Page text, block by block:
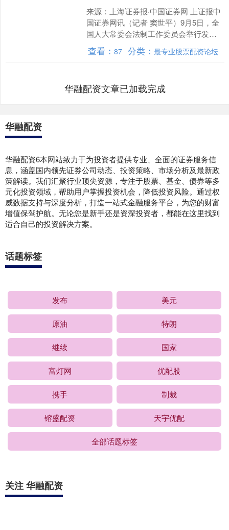
来源：上海证券报·中国证券网 上证报中
国证券网讯（记者 窦世平）9月5日，全
国人大常委会法制工作委员会举行发言
人记者会。全国人大常委会法工委发言
人、研究室主任黄....
查看： 87 分类： 最专业股票配资论坛
华融配资文章已加载完成
华融配资
华融配资6本网站致力于为投资者提供专业、全面的证券服务信
息，涵盖国内领先证券公司动态、投资策略、市场分析及最新政
策解读。我们汇聚行业顶尖资源，专注于股票、基金、债券等多
元化投资领域，帮助用户掌握投资机会，降低投资风险。通过权
威数据支持与深度分析，打造一站式金融服务平台，为您的财富
增值保驾护航。无论您是新手还是资深投资者，都能在这里找到
适合自己的投资解决方案。
话题标签
发布 美元
原油 特朗
继续 国家
富灯网 优配股
携手 制裁
镕盛配资 天宇优配
全部话题标签
关注 华融配资